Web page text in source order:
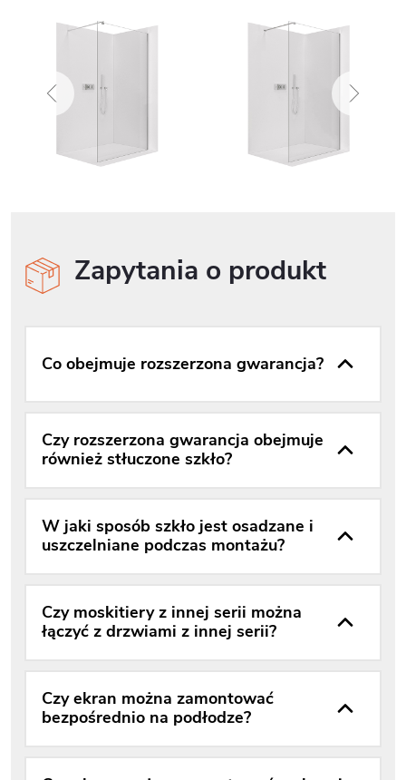
Zapytania o produkt
Co obejmuje rozszerzona gwarancja?
Czy rozszerzona gwarancja obejmuje
również stłuczone szkło?
W jaki sposób szkło jest osadzane i
uszczelniane podczas montażu?
Czy moskitiery z innej serii można
łączyć z drzwiami z innej serii?
Czy ekran można zamontować
bezpośrednio na podłodze?